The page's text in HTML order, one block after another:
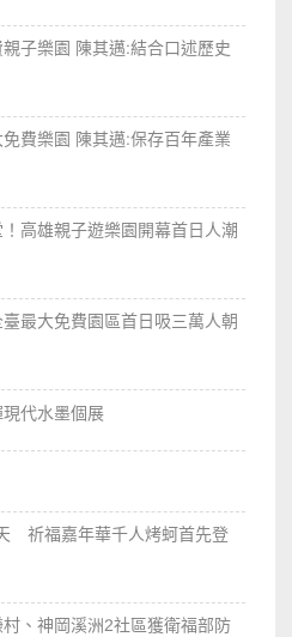
子樂園 陳其邁:結合口述歷史
費樂園 陳其邁:保存百年產業
！高雄親子遊樂園開幕首日人潮
臺最大免費園區首日吸三萬人朝
代水墨個展
祈福嘉年華千人烤蚵首先登
、神岡溪洲2社區獲衛福部防